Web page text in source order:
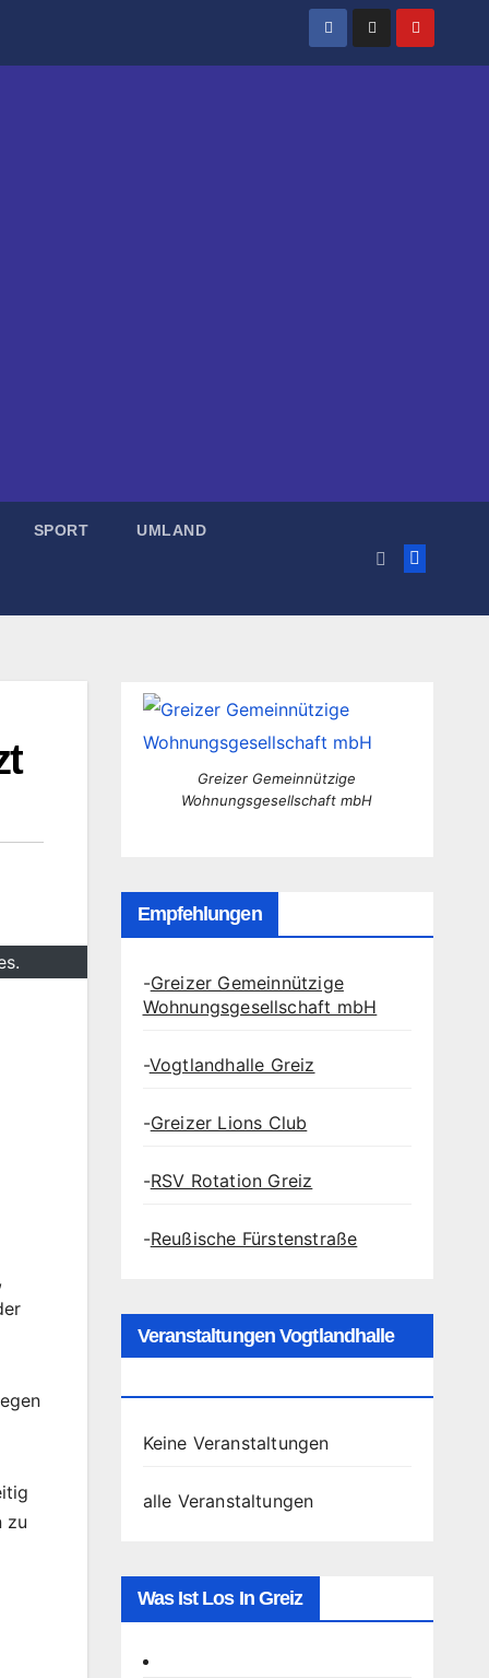
SPORT UMLAND
zu
Greizer Gemeinnützige
Wohnungsgesellschaft mbH
Empfehlungen
-Greizer Gemeinnützige
Wohnungsgesellschaft mbH
-Vogtlandhalle Greiz
-Greizer Lions Club
-RSV Rotation Greiz
-Reußische Fürstenstraße
Veranstaltungen Vogtlandhalle
Keine Veranstaltungen
alle Veranstaltungen
Was Ist Los In Greiz